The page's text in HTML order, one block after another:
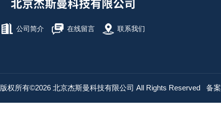
公司简介 在线留言 联系我们
版权所有©2026 北京杰斯曼科技有限公司 All Rights Reserved 备